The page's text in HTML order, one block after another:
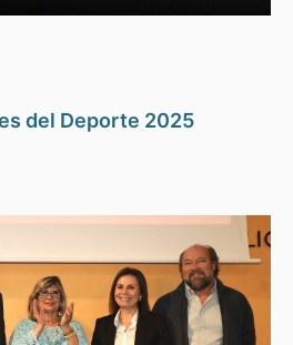
del Deporte 2025